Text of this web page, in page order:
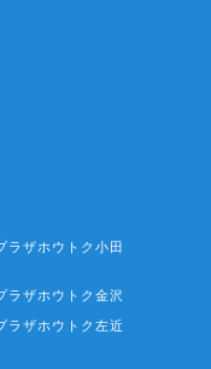
ラザホウトク小田
ラザホウトク金沢
ラザホウトク左近